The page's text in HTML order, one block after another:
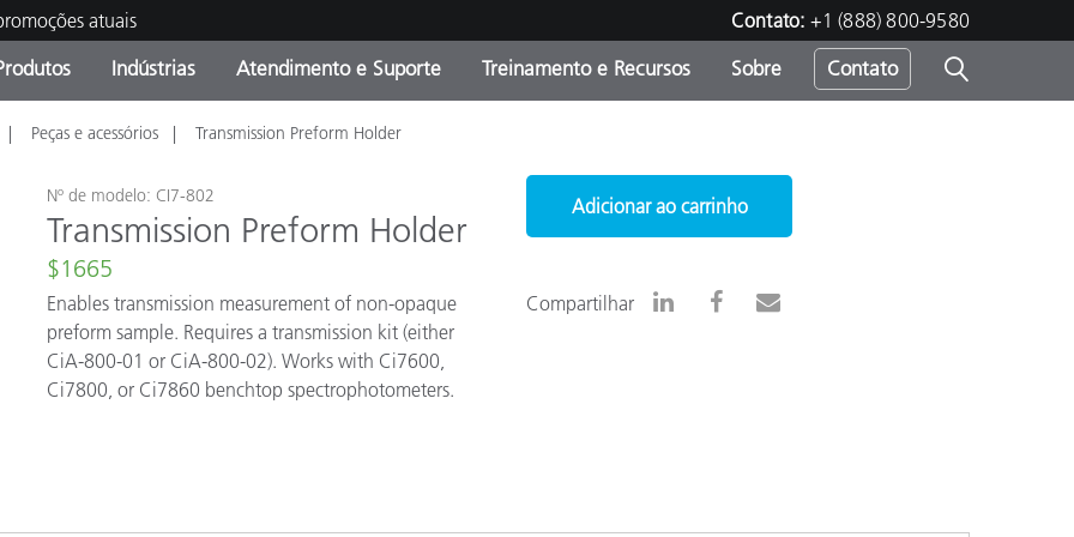
atuais Contato: +1 (888) 800-9580
de Produtos
Produtos fora de linha -
Promoções vigentes
Indústrias
e Revestimentos
OEM Display & Printer
Food Color Measurement
Atendimento e Suporte
de Manutenção Contate nossa equipe
Treinamento e Recursos
Experience Center
Consultas e Auditorias
Principais Downloads
Outros recursos
Sobre Contato
Peças e acessórios Transmission Preform Holder
Nº de modelo: CI7-802
Transmission Preform Holder
$1665
Enables transmission measurement of non-opaque
preform sample. Requires a transmission kit (either
CiA-800-01 or CiA-800-02). Works with Ci7600,
Ci7800, or Ci7860 benchtop spectrophotometers.
Adicionar ao carrinho
Compartilhar